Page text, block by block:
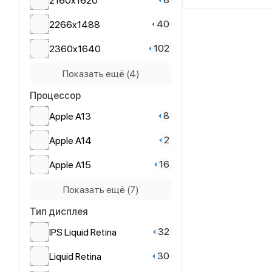
2266x1488 40
2360x1640 102
2388x1668
2420x1668
2732x2048 67
2752x2064 20
Показать ещё (4)
Процессор
Apple A13
8
Apple A14 2
Apple A15 16
Apple A16
Apple A17 Pro
Apple M1 60
Apple M2 104
Показать ещё (7)
Тип дисплея
IPS Liquid Retina
32
Liquid Retina 30